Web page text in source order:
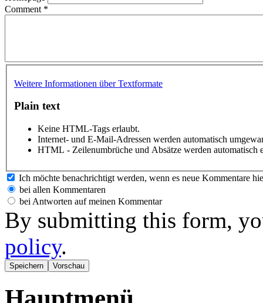
Comment *
Weitere Informationen über Textformate
Plain text
Keine HTML-Tags erlaubt.
Internet- und E-Mail-Adressen werden automatisch
HTML - Zeilenumbrüche und Absätze werden automatisch
Ich möchte benachrichtigt werden, wenn es neue Kommentare
bei allen Kommentaren
bei Antworten auf meinen Kommentar
By submitting this form,
policy.